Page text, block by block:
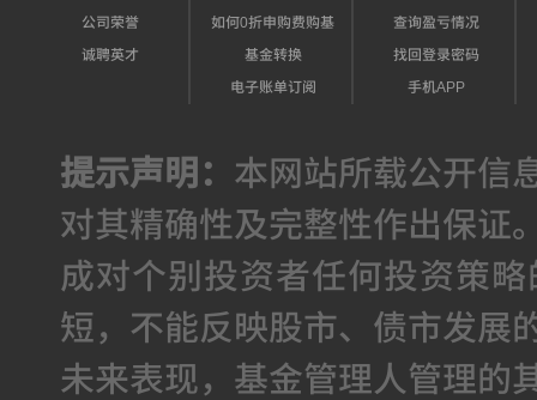
公司荣誉
诚聘英才
如何0折申购费购基
基金转换
电子账单订阅
查询盈亏情况
找回登录密码
手机APP
提示声明： 本网站所载公开信
对其精确性及完整性作出保证
成对个别投资者任何投资策
短，不能反映股市、债市发展
未来表现，基金管理人管理的